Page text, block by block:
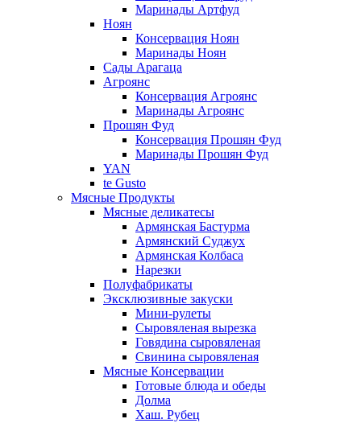
Маринады Артфуд
Ноян
Консервация Ноян
Маринады Ноян
Сады Арагаца
Агроянс
Консервация Агроянс
Маринады Агроянс
Прошян Фуд
Консервация Прошян Фуд
Маринады Прошян Фуд
YAN
te Gusto
Мясные Продукты
Мясные деликатесы
Армянская Бастурма
Армянский Суджух
Армянская Колбаса
Нарезки
Полуфабрикаты
Эксклюзивные закуски
Мини-рулеты
Сыровяленая вырезка
Говядина сыровяленая
Свинина сыровяленая
Мясные Консервации
Готовые блюда и обеды
Долма
Хаш. Рубец